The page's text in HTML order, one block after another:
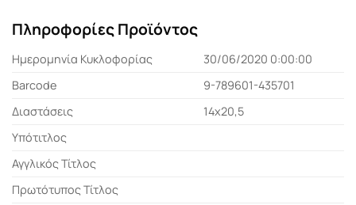
Πληροφορίες Προϊόντος
Ημερομηνία Κυκλοφορίας
30/06/2020 0:00:00
Barcode
9-789601-435701
Διαστάσεις
14x20,5
Υπότιτλος
Αγγλικός Τίτλος
Πρωτότυπος Τίτλος